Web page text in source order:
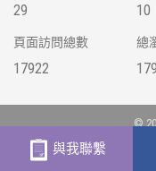
29 10
頁面訪問總數
17922
總
©
與我聯繫